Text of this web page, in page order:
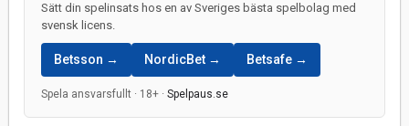
Sätt din spelinsats hos en av Sveriges bästa spelbolag med
svensk licens.
Betsson → NordicBet → Betsafe →
Spela ansvarsfullt · 18+ · Spelpaus.se